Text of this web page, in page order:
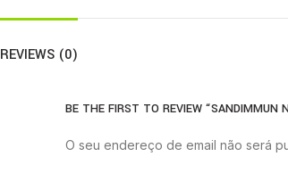
REVIEWS (0)
BE THE FIRST TO REVIEW “SANDIMMUN
O seu endereço de email não será